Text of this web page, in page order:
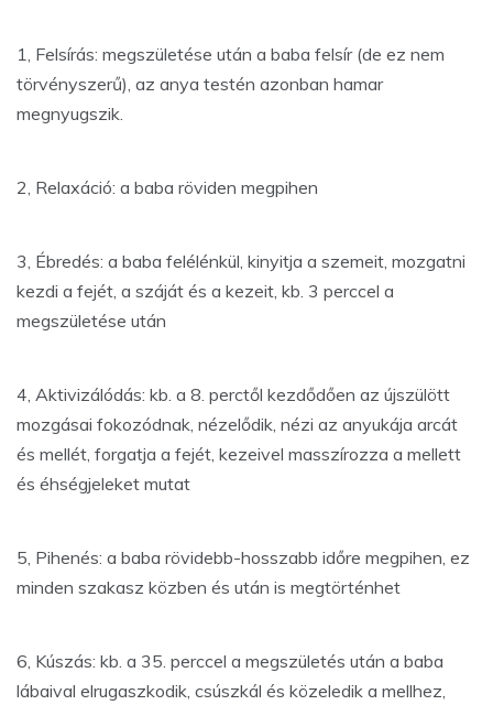
1, Felsírás: megszületése után a baba felsír (de ez nem
törvényszerű), az anya testén azonban hamar
megnyugszik.
2, Relaxáció: a baba röviden megpihen
3, Ébredés: a baba felélénkül, kinyitja a szemeit, mozgatni
kezdi a fejét, a száját és a kezeit, kb. 3 perccel a
megszületése után
4, Aktivizálódás: kb. a 8. perctől kezdődően az újszülött
mozgásai fokozódnak, nézelődik, nézi az anyukája arcát
és mellét, forgatja a fejét, kezeivel masszírozza a mellett
és éhségjeleket mutat
5, Pihenés: a baba rövidebb-hosszabb időre megpihen, ez
minden szakasz közben és után is megtörténhet
6, Kúszás: kb. a 35. perccel a megszületés után a baba
lábaival elrugaszkodik, csúszkál és közeledik a mellhez,